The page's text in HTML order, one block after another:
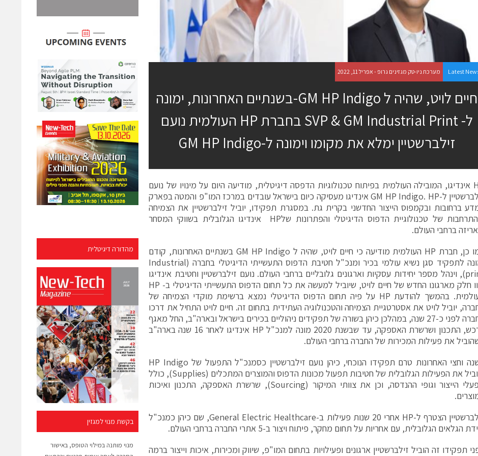
מהדורה דיגיטלית
בקשת מנוי למגזין
מנוי מותנה במילוי הטופס, באישור
Latest מערכת ניו-טק מגזינים גרופ - אפריל 11, 2022
חיים לויט, שהיה ל GM HP Indigo-בשנתיים האחרונות, ימונה
ל- SVP & GM Industrial Print בחברת HP העולמית נועם
זילברשטיין ימלא את מקומו וימונה ל-GM HP Indigo
HP אינדיגו, המובילה העולמית בפיתוח טכנולוגיות הדפסה דיגיטלית, מודיעה היום על מינויו של נועם
זילברשטיין ל-GM HP Indigo. HP אינדיגו מעסיקה כיום בישראל עובדים במרכז המו"פ והמטה בפארק
ברחובות ובקמפוס הייצור החדשני בקרית גת. במסגרת תפקידו, יוביל זילברשטיין את הצמיחה
וההתרחבות של טכנולוגיית הדפוס הדיגיטלי והפתרונות שלHP אינדיגו הגלובלית בשווקי המסחר
ברחבי העולם.
כמו כן, חברת HP העולמית מודיעה כי חיים לויט, שהיה ל GM HP Indigo בשנתיים האחרונות, קודם
ומונה לתפקיד סגן נשיא עולמי בכיר ומנכ"ל חטיבת הדפוס התעשייתי הדיגיטלי בחברה (Industrial
print), וינהל מספר יחידות עסקיות וארגונים גלובליים ברחבי העולם. נועם זילברשטיין וחטיבת אינדיגו
יהוו חלק מארגונו החדש של חיים לויט, שיוביל למעשה את כל תחום הדפוס התעשייתי הדיגיטלי ב- HP
העולמית. בהמשך להודעת HP על פיה תחום הדפוס הדיגיטלי נמצא ברשימת מוקדי הצמיחה של
יוביל לויט את אסטרטגיית הצמיחה והטכנולוגיה העתידית בתחום זה. חיים לויט התחיל את דרכו
בחברה לפני כ-27 שנה, במהלכן כיהן בשורה של תפקידים ניהוליים בכירים בישראל ובארה"ב, החל מאגף
הרכש, התכנון ושרשרת האספקה, עד שבשנת 2020 מונה למנכ"ל HP אינדיגו לאחר 16 שנה בארה"ב
את פעילות המכירות של החברה ברחבי העולם.
בשנה וחצי האחרונות טרם תפקידו הנוכחי, כיהן נועם זילברשטיין כסמנכ"ל התפעול של HP Indigo
והוביל את הפעילות הגלובלית של חטיבות תפעול מכונות הדפוס והמוצרים המתכלים (Supplies), כולל
מפעלי הייצור וגופי ההנדסה, וכן את צוותי המיקור (Sourcing), שרשרת האספקה, התכנון ואיכות
זילברשטיין הצטרף ל-HP אחרי 20 שנות פעילות ב-General Electric Healthcare, שם כיהן כמנכ"ל
הגלאים הגלובלית, עם אחריות על תחום מחקר, פיתוח ויצור ב-5 אתרי החברה ברחבי העולם.
תפקידו זה הוביל זילברשטיין ארגונים ופעילויות בתחום המו"פ, שיווק ומכירות, איכות וייצור ברמה